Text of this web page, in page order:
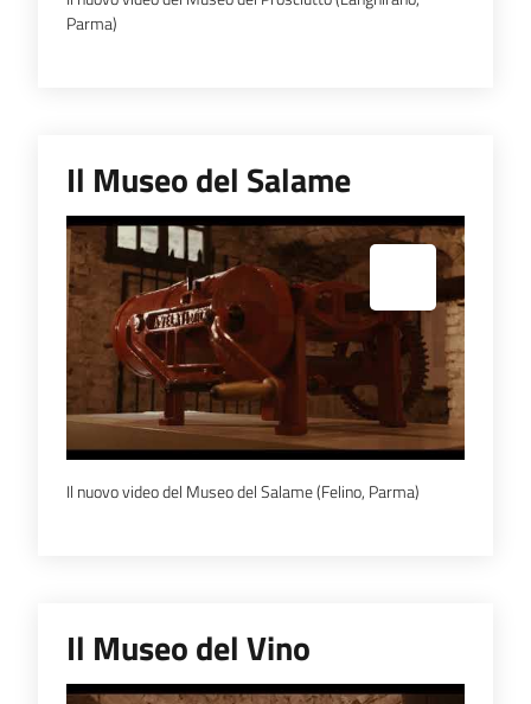
Parma)
Il Museo del Salame
Espandi popup
Il nuovo video del Museo del Salame (Felino, Parma)
Il Museo del Vino